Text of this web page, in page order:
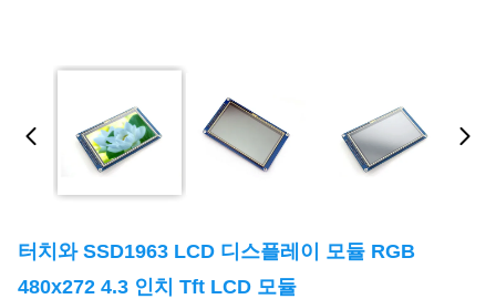
터치와 SSD1963 LCD 디스플레이 모듈 RGB
480x272 4.3 인치 Tft LCD 모듈